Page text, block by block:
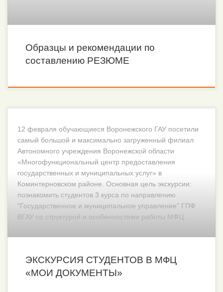
Образцы и рекомендации по
составлению РЕЗЮМЕ
12 февраля обучающиеся Воронежского ГАУ посетили
самый большой и максимально загруженный филиал
Автономного учреждения Воронежской области
«Многофункциональный центр предоставления
государственных и муниципальных услуг» в
Коминтерновском районе. Основная цель экскурсии:
познакомить студентов 3 курса по направлению
"Государственное и муниципальное управление" ГПФ
ВГАУ со структурой и особенностями работы МФЦ...
ЭКСКУРСИЯ СТУДЕНТОВ В МФЦ
«МОИ ДОКУМЕНТЫ»